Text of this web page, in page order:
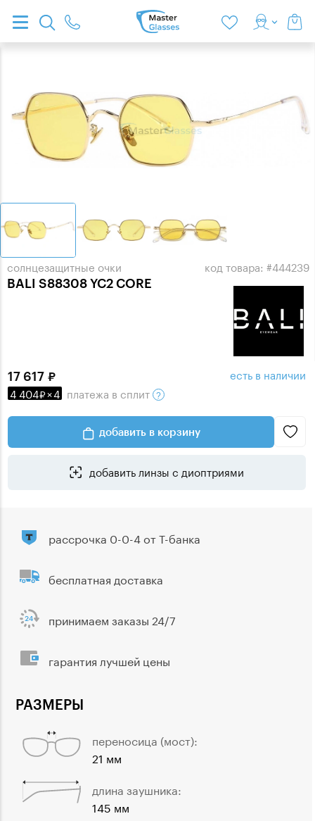
солнцезащитные очки
BALI S88308 YC2 CORE
код товара: #444239
17 617
4 404 ×4 платежа в сплит
есть в наличии
добавить в корзину
добавить линзы с диоптриями
РАЗМЕРЫ
переносица (мост):
21 мм
длина заушника:
145 мм
рассрочка 0-0-4 от Т-банка
бесплатная доставка
принимаем заказы 24/7
гарантия лучшей цены